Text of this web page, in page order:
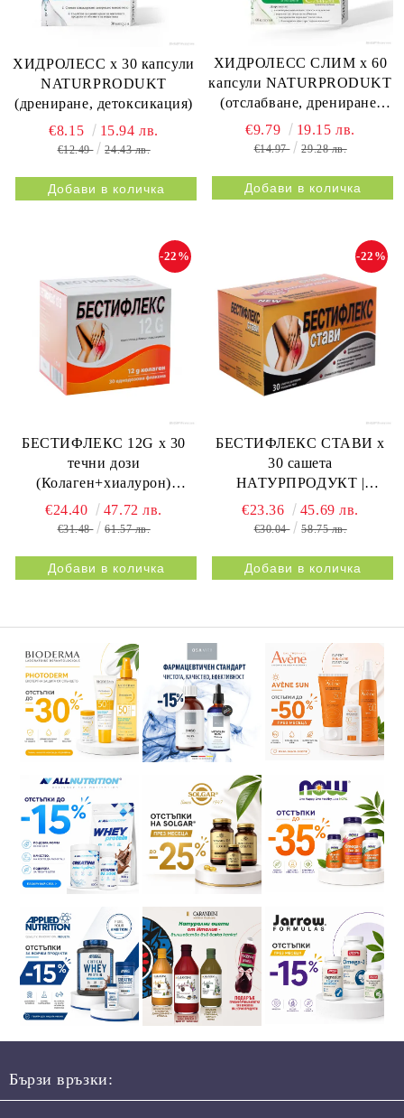
ХИДРОЛЕСС х 30 капсули
NATURPRODUKT
(дрениране, детоксикация)
€8.15 15.94 лв.
€12.49 24.43 лв.
ХИДРОЛЕСС СЛИМ х 60
капсули NATURPRODUKT
(отслабване, дрениране,
метаболизъм)
€9.79 19.15 лв.
€14.97 29.28 лв.
БЕСТИФЛЕКС 12G х 30
течни дози
(Колаген+хиалурон)
НАТУРПРОДУКТ |
BESTIFLEX 12G 30s
-22%
€24.40 47.72 лв.
€31.48 61.57 лв.
БЕСТИФЛЕКС СТАВИ х
30 сашета
НАТУРПРОДУКТ |
BESTIFLEX JOINTS 30s
NATURPRODUKT
-22%
€23.36 45.69 лв.
€30.04 58.75 лв.
Бързи връзки: